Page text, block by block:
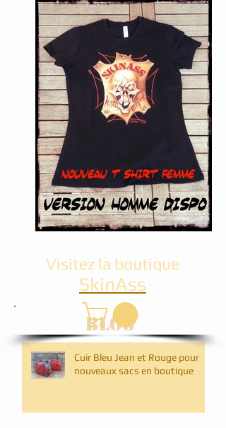
BLOG
Cuir Bleu Jean et Rouge pour
nouveaux sacs en boutique
Visitez la boutique
SkinAss